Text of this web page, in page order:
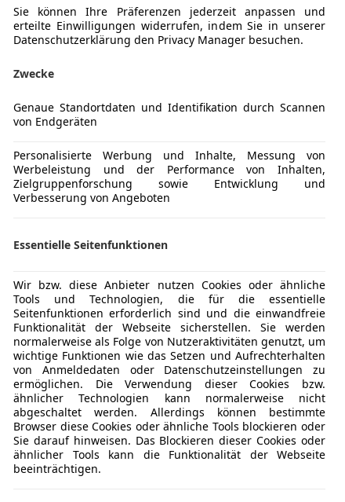
CO₂-Emissionen
0 g/km
Elektrische
Getönte
Klimaanlage
Start/Stop-
teilb.
Tempomat
Unterhaltung/Media
Android
Apple
Radio
Außenfarbe
Schwarz
Mehr anzeigen
Sie können Ihre Präferenzen jederzeit anpassen und
erteilte Einwilligungen widerrufen, indem Sie in unserer
Datenschutzerklärung den Privacy Manager besuchen.
Zwecke
Genaue Standortdaten und Identifikation durch Scannen
von Endgeräten
Personalisierte Werbung und Inhalte, Messung von
Werbeleistung und der Performance von Inhalten,
Zielgruppenforschung sowie Entwicklung und
Verbesserung von Angeboten
Essentielle Seitenfunktionen
Wir bzw. diese Anbieter nutzen Cookies oder ähnliche
Tools und Technologien, die für die essentielle
Seitenfunktionen erforderlich sind und die einwandfreie
Funktionalität der Webseite sicherstellen. Sie werden
normalerweise als Folge von Nutzeraktivitäten genutzt, um
wichtige Funktionen wie das Setzen und Aufrechterhalten
von Anmeldedaten oder Datenschutzeinstellungen zu
ermöglichen. Die Verwendung dieser Cookies bzw.
ähnlicher Technologien kann normalerweise nicht
abgeschaltet werden. Allerdings können bestimmte
Browser diese Cookies oder ähnliche Tools blockieren oder
Sie darauf hinweisen. Das Blockieren dieser Cookies oder
ähnlicher Tools kann die Funktionalität der Webseite
beeinträchtigen.